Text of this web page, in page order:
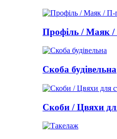
Профіль / Маяк /
Скоба будівельна
Скоби / Цвяхи